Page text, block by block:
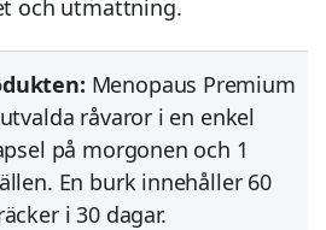
och utmattning.
Menopaus Premium
råvaror i en enkel
på morgonen och 1
En burk innehåller 60
i 30 dagar.